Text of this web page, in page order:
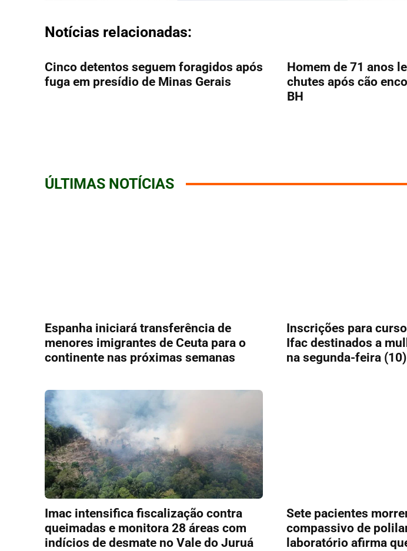
Notícias relacionadas:
Cinco detentos seguem foragidos após
fuga em presídio de Minas Gerais
Homem de 71 anos
chutes após cão
BH
ÚLTIMAS NOTÍCIAS
Espanha iniciará transferência de
menores imigrantes de Ceuta para o
continente nas próximas semanas
Inscrições para
Ifac destinados a
na segunda-feira (10)
Imac intensifica fiscalização contra
queimadas e monitora 28 áreas com
indícios de desmate no Vale do Juruá
Sete pacientes
compassivo de
laboratório afirma